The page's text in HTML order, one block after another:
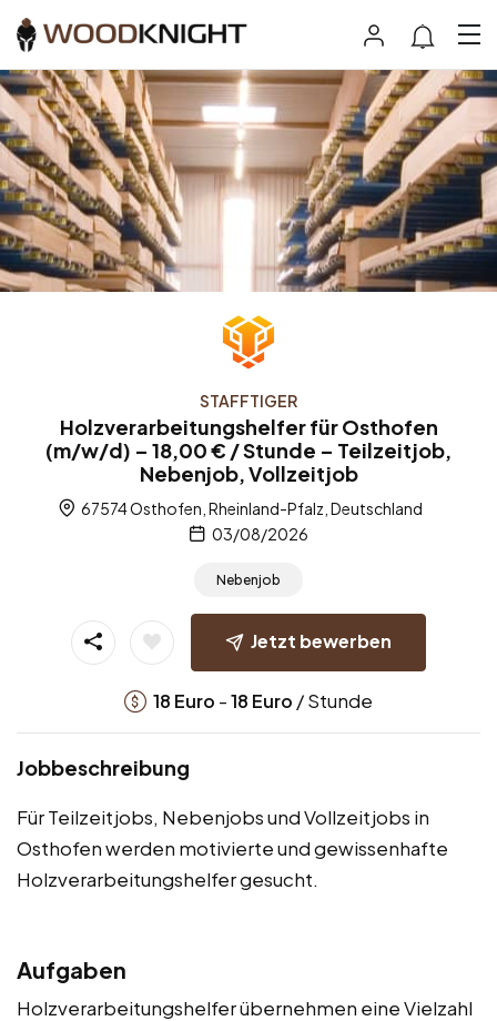
STAFFTIGER
Holzverarbeitungshelfer für Osthofen
(m/w/d) – 18,00 € / Stunde – Teilzeitjob,
Nebenjob, Vollzeitjob
67574 Osthofen, Rheinland-Pfalz, Deutschland
03/08/2026
Nebenjob
Jetzt bewerben
18 Euro -18 Euro / Stunde
Jobbeschreibung
Für Teilzeitjobs, Nebenjobs und Vollzeitjobs in
Osthofen werden motivierte und gewissenhafte
Holzverarbeitungshelfer gesucht.
Aufgaben
Holzverarbeitungshelfer übernehmen eine Vielzahl